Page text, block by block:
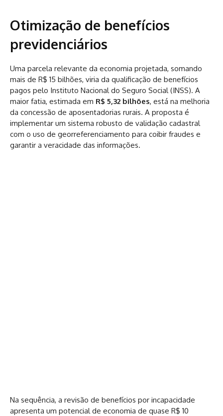
Otimização de benefícios
previdenciários
Uma parcela relevante da economia projetada, somando
mais de R$ 15 bilhões, viria da qualificação de benefícios
pagos pelo Instituto Nacional do Seguro Social (INSS). A
maior fatia, estimada em R$ 5,32 bilhões, está na melhoria
da concessão de aposentadorias rurais. A proposta é
implementar um sistema robusto de validação cadastral
com o uso de georreferenciamento para coibir fraudes e
garantir a veracidade das informações.
Na sequência, a revisão de benefícios por incapacidade
apresenta um potencial de economia de quase R$ 10